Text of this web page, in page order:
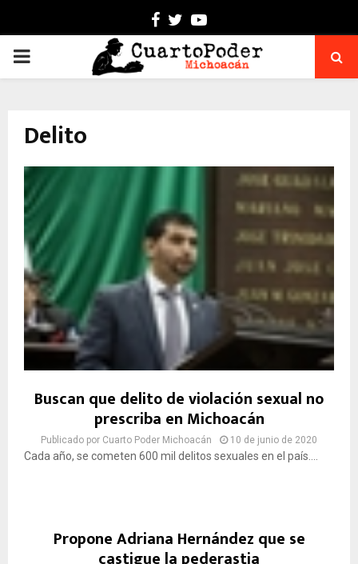
Facebook
TwitterYoutube
PRIMARY
Delito
Buscan que delito de violación sexual no
prescriba en Michoacán
Publicado por Cuarto Poder Michoacán 10 de junio de 2020
Cada año, se cometen 600 mil delitos sexuales en el país....
Propone Adriana Hernández que se